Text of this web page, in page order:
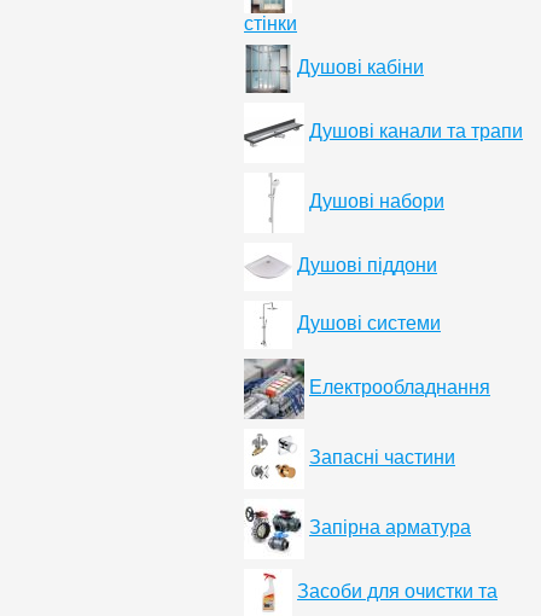
стінки
Душові кабіни
Душові канали та трапи
Душові набори
Душові піддони
Душові системи
Електрообладнання
Запасні частини
Запірна арматура
Засоби для очистки та